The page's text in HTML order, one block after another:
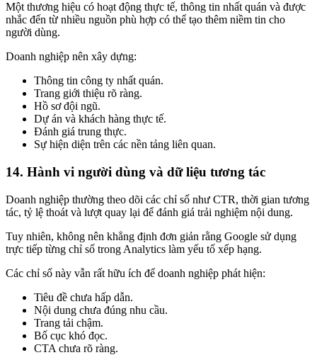
Một thương hiệu có hoạt động thực tế, thông tin nhất quán và được
nhắc đến từ nhiều nguồn phù hợp có thể tạo thêm niềm tin cho
người dùng.
Doanh nghiệp nên xây dựng:
Thông tin công ty nhất quán.
Trang giới thiệu rõ ràng.
Hồ sơ đội ngũ.
Dự án và khách hàng thực tế.
Đánh giá trung thực.
Sự hiện diện trên các nền tảng liên quan.
14. Hành vi người dùng và dữ liệu tương tác
Doanh nghiệp thường theo dõi các chỉ số như CTR, thời gian tương
tác, tỷ lệ thoát và lượt quay lại để đánh giá trải nghiệm nội dung.
Tuy nhiên, không nên khẳng định đơn giản rằng Google sử dụng
trực tiếp từng chỉ số trong Analytics làm yếu tố xếp hạng.
Các chỉ số này vẫn rất hữu ích để doanh nghiệp phát hiện:
Tiêu đề chưa hấp dẫn.
Nội dung chưa đúng nhu cầu.
Trang tải chậm.
Bố cục khó đọc.
CTA chưa rõ ràng.